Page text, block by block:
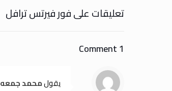
تعليقات على فور فيرتس ترافل
1 Comment
يقولمحمد جمعه